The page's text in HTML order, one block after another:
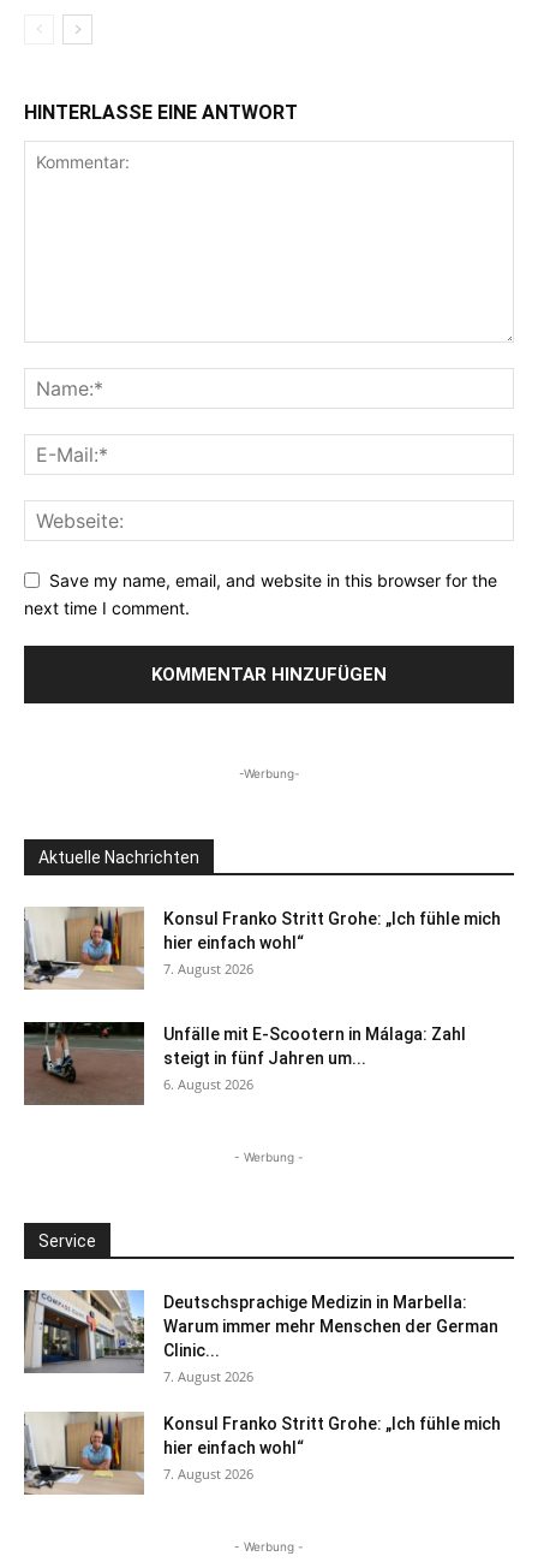
HINTERLASSE EINE ANTWORT
Save my name, email, and website in this browser for the
next time I comment.
-Werbung-
Aktuelle Nachrichten
Konsul Franko Stritt Grohe: „Ich fühle mich
hier einfach wohl“
7. August 2026
Unfälle mit E-Scootern in Málaga: Zahl
steigt in fünf Jahren um...
6. August 2026
- Werbung -
Service
Deutschsprachige Medizin in Marbella:
Warum immer mehr Menschen der German
Clinic...
7. August 2026
Konsul Franko Stritt Grohe: „Ich fühle mich
hier einfach wohl“
7. August 2026
- Werbung -